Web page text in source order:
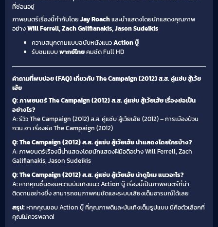
ที่ซ่อนอยู่
ภาพยนตร์เรื่องนี้กำกับโดย Jay Roachและนำแสดงโดยนักแสดงคุณภาพ
อย่างWill Ferrell, Zach Galifianakis, Jason Sudeikis
ความสนุกตามแบบฉบับหนังแนวAction บู๊
รับชมแบบพากย์ไทยคมชัด Full HD
คำถามที่พบบ่อย (FAQ) เกี่ยวกับ The Campaign (2012) ส.ส. คู่แซ่บ สู้เว้ย
เฮ้ย
Q: ภาพยนตร์ The Campaign (2012) ส.ส. คู่แซ่บ สู้เว้ยเฮ้ย เรื่องย่อเป็น
อย่างไร?
A: รีวิว The Campaign (2012) ส.ส. คู่แซ่บ สู้เว้ยเฮ้ย (2012) – การเมืองป่วน
กวน ฮา เรื่องย่อ The Campaign (2012)
Q: The Campaign (2012) ส.ส. คู่แซ่บ สู้เว้ยเฮ้ย นำแสดงโดยใครบ้าง?
A: ภาพยนตร์เรื่องนี้นำแสดงโดยนักแสดงฝีมือดีอย่าง Will Ferrell, Zach
Galifianakis, Jason Sudeikis
Q: The Campaign (2012) ส.ส. คู่แซ่บ สู้เว้ยเฮ้ย น่าดูไหม แนวอะไร?
A: หากคุณชื่นชอบความบันเทิงแนว Action บู๊ เรื่องนี้เป็นภาพยนตร์ที่น่า
ติดตามอย่างยิ่ง สามารถชมภาพคมชัดและระบบเสียงเต็มอารมณ์ได้เลย
สรุป:หากคุณชอบ Action บู๊ ที่คุณภาพดีและบันเทิงเต็มรูปแบบ นี่คือตัวเลือกที่
คุณไม่ควรพลาด!